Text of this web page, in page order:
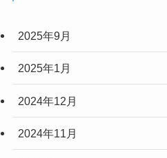
2025年9月
2025年1月
2024年12月
2024年11月